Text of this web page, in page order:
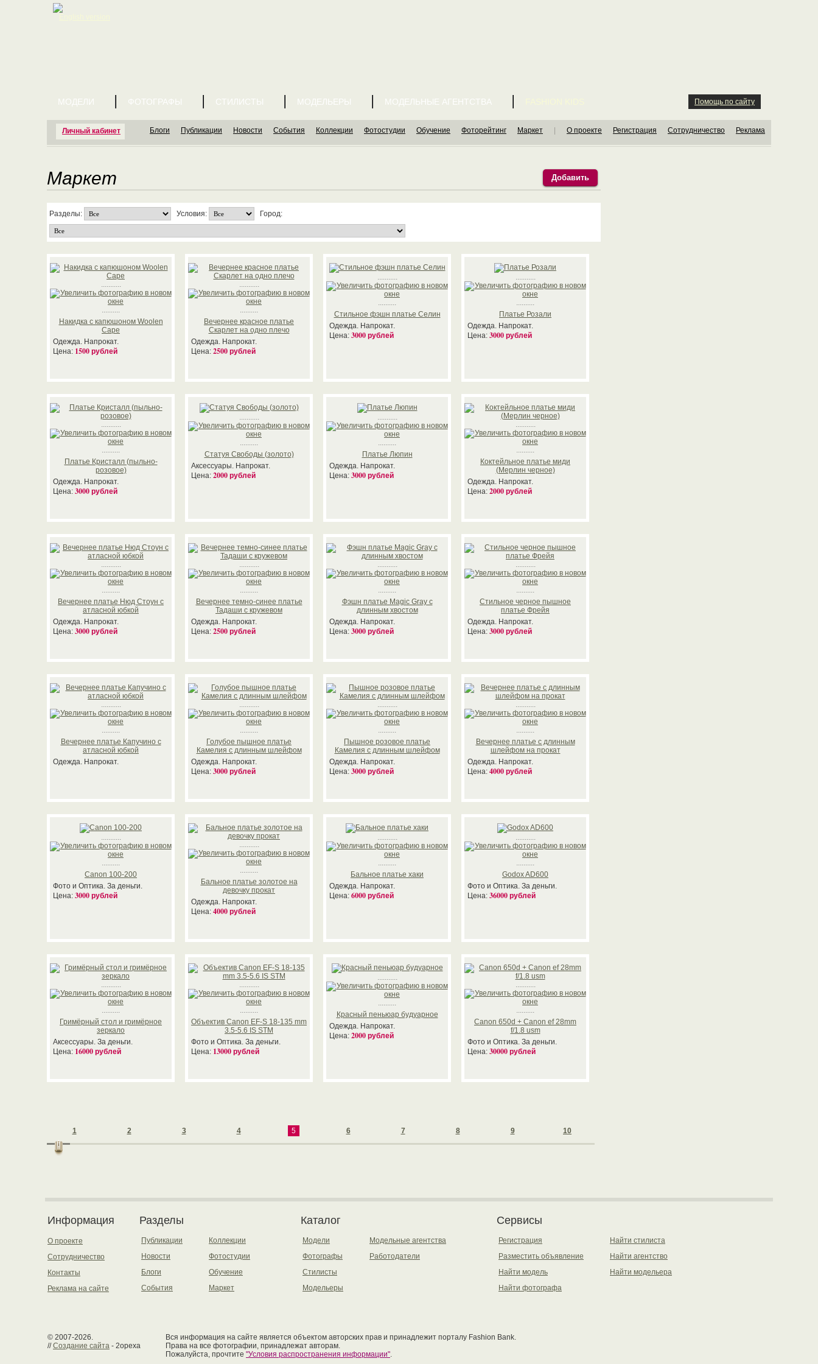
Личный кабинет
МОДЕЛИ ФОТОГРАФЫ СТИЛИСТЫ МОДЕЛЬЕРЫ МОДЕЛЬНЫЕ АГЕНТСТВА Помощь по сайту
Блоги Публикации Новости События Коллекции Фотостудии Обучение Фоторейтинг Маркет О проекте Регистрация Сотрудничество Реклама
Маркет Добавить
Разделы: Условия: Город:
...........
..........
Накидка с капюшоном Woolen
Cape
Одежда. Напрокат.
Цена: 1500 рублей
...........
..........
Вечернее красное платье
Скарлет на одно плечо
Одежда. Напрокат.
Цена: 2500 рублей
...........
..........
Стильное фэшн платье Селин
Одежда. Напрокат.
Цена: 3000 рублей
...........
..........
Платье Розали
Одежда. Напрокат.
Цена: 3000 рублей
...........
..........
Платье Кристалл (пыльно-
розовое)
Одежда. Напрокат.
Цена: 3000 рублей
...........
..........
Статуя Свободы (золото)
Аксессуары. Напрокат.
Цена: 2000 рублей
...........
..........
Платье Люпин
Одежда. Напрокат.
Цена: 3000 рублей
...........
..........
Коктейльное платье миди
(Мерлин черное)
Одежда. Напрокат.
Цена: 2000 рублей
...........
..........
Вечернее платье Нюд Стоун с
атласной юбкой
Одежда. Напрокат.
Цена: 3000 рублей
...........
..........
Вечернее темно-синее платье
Тадаши с кружевом
Одежда. Напрокат.
Цена: 2500 рублей
...........
..........
Фэшн платье Magic Gray с
длинным хвостом
Одежда. Напрокат.
Цена: 3000 рублей
...........
..........
Стильное черное пышное
платье Фрейя
Одежда. Напрокат.
Цена: 3000 рублей
...........
..........
Вечернее платье Капучино с
атласной юбкой
Одежда. Напрокат.
...........
..........
Голубое пышное платье
Камелия с длинным шлейфом
Одежда. Напрокат.
Цена: 3000 рублей
...........
..........
Пышное розовое платье
Камелия с длинным шлейфом
Одежда. Напрокат.
Цена: 3000 рублей
...........
..........
Вечернее платье с длинным
шлейфом на прокат
Одежда. Напрокат.
Цена: 4000 рублей
...........
..........
Canon 100-200
Фото и Оптика. За деньги.
Цена: 3000 рублей
...........
..........
Бальное платье золотое на
девочку прокат
Одежда. Напрокат.
Цена: 4000 рублей
...........
..........
Бальное платье хаки
Одежда. Напрокат.
Цена: 6000 рублей
...........
..........
Godox AD600
Фото и Оптика. За деньги.
Цена: 36000 рублей
...........
..........
Гримёрный стол и гримёрное
зеркало
Аксессуары. За деньги.
Цена: 16000 рублей
...........
..........
Объектив Canon EF-S 18-135 mm
3.5-5.6 IS STM
Фото и Оптика. За деньги.
Цена: 13000 рублей
...........
..........
Красный пеньюар будуарное
Одежда. Напрокат.
Цена: 2000 рублей
...........
..........
Canon 650d + Canon ef 28mm
f/1.8 usm
Фото и Оптика. За деньги.
Цена: 30000 рублей
1 2 3 4 5 6 7 8 9 10
Информация
О проекте
Сотрудничество
Контакты
Реклама на сайте
Разделы
Публикации
Новости
Блоги
События
Коллекции
Фотостудии
Обучение
Маркет
Каталог
Модели
Фотографы
Стилисты
Модельеры
Модельные агентства
Работодатели
Сервисы
Регистрация
Разместить объявление
Найти модель
Найти фотографа
Найти стилиста
Найти агентство
Найти модельера
© 2007-2026.
//Создание сайта - 2opexa
Вся информация на сайте является объектом авторских прав и принадлежит порталу Fashion Bank.
Права на все фотографии, принадлежат авторам.
Пожалуйста, прочтите "Условия распространения информации".